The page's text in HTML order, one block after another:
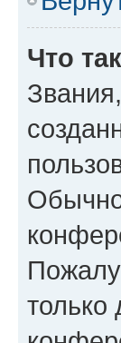
Что
только